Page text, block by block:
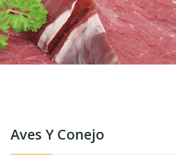
Aves Y Conejo